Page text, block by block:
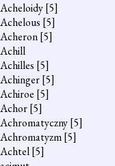
Acheloidy[5]
Achelous [5]
Acheron[5]
Achill
Achilles [5]
Achinger[5]
Achiroe [5]
Achor[5]
Achromatyczny[5]
Achromatyzm[5]
Achtel[5]